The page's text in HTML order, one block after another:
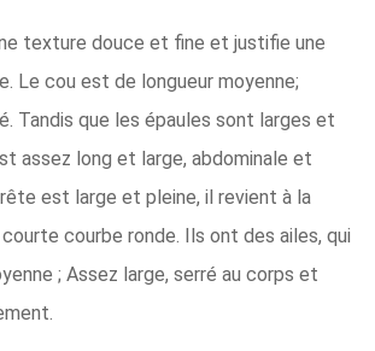
texture douce et fine et justifie une
Le cou est de longueur moyenne;
Tandis que les épaules sont larges et
assez long et large, abdominale et
est large et pleine, il revient à la
courbe ronde. Ils ont des ailes, qui
; Assez large, serré au corps et